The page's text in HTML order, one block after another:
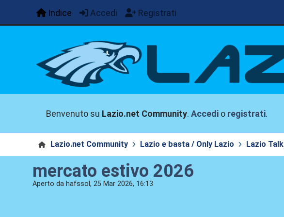
Indice Accedi Registrati
Benvenuto su Lazio.net Community.Accedi o registrati.
Lazio.net Community Lazio e basta / Only Lazio Lazio Talk
mercato estivo 2026
Aperto da hafssol, 25 Mar 2026, 16:13